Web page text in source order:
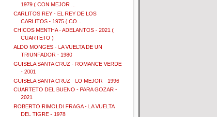
1979 ( CON MEJOR ...
CARLITOS REY - EL REY DE LOS
CARLITOS - 1975 ( CO...
CHICOS MENTHA - ADELANTOS - 2021 (
CUARTETO )
ALDO MONGES - LA VUELTA DE UN
TRIUNFADOR - 1980
GUISELA SANTA CRUZ - ROMANCE VERDE
- 2001
GUISELA SANTA CRUZ - LO MEJOR - 1996
CUARTETO DEL BUENO - PARA GOZAR -
2021
ROBERTO RIMOLDI FRAGA - LA VUELTA
DEL TIGRE - 1978